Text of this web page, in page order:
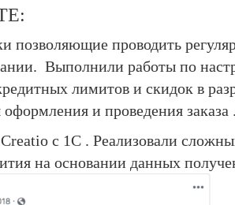
проводить
Выполнили работы по
лимитов и скидок в
и проведения заказа .
с 1С . Реализовали
на основании данных